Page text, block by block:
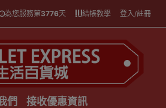
為您服務第3776天 結帳教學 登入/註冊
們 接收優惠資訊